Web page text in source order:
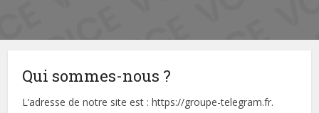
Qui sommes-nous ?
L’adresse de notre site est : https://groupe-telegram.fr.